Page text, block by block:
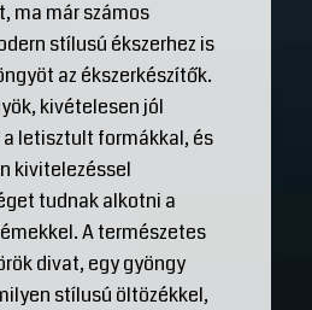
ma már számos
stílusú ékszerhez is
az ékszerkészítők.
kivételesen jól
letisztult formákkal, és
kivitelezéssel
tudnak alkotni a
A természetes
divat, egy gyöngy
stílusú öltözékkel,